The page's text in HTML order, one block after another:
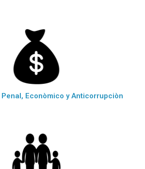
Econòmico y Anticorrupciòn